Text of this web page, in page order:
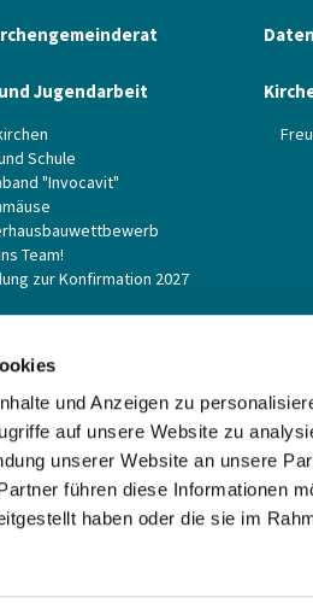
und Anzeigen zu
auf unsere Website zu
unserer Website an unsere
führen diese Informationen
haben oder die sie im
Jugendarbeit
Schule
"Invocavit"
Team!
zur Konfirmation 2027